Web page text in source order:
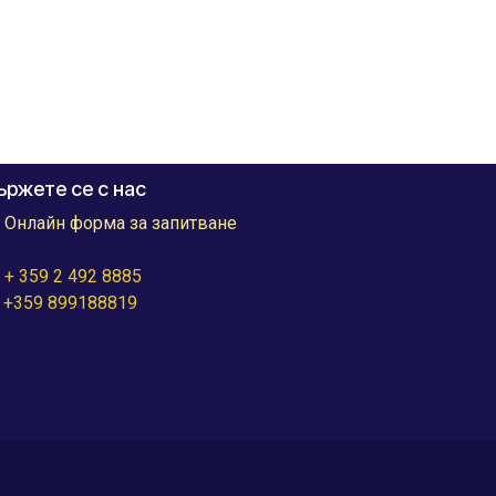
се с нас
Онлайн форма за запитване
+ 359 2 492 8885
899188819